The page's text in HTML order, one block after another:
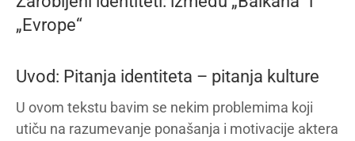
„Evrope“
Uvod: Pitanja identiteta – pitanja kulture
U ovom tekstu bavim se nekim problemima koji
utiču na razumevanje ponašanja i motivacije aktera